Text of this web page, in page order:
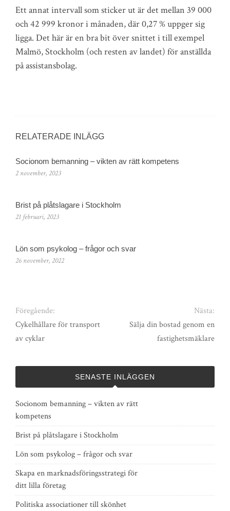
Ett annat intervall som sticker ut är det mellan 39 000
och 42 999 kronor i månaden, där 0,27 % uppger sig
ligga. Det här är en bra bit över snittet i till exempel
Malmö, Stockholm (och resten av landet) för anställda
på assistansbolag.
RELATERADE INLÄGG
Socionom bemanning – vikten av rätt kompetens
2 november, 2023
Brist på plåtslagare i Stockholm
21 februari, 2023
Lön som psykolog – frågor och svar
26 november, 2022
Föregående:
Cykelhållare för transport
av cyklar
Nästa:
Sälja din bostad genom en
fastighetsmäklare
SENASTE INLÄGGEN
Socionom bemanning – vikten av rätt
kompetens
Brist på plåtslagare i Stockholm
Lön som psykolog – frågor och svar
Skapa en marknadsföringsstrategi för
ditt lilla företag
Politiska associationer till skönhet